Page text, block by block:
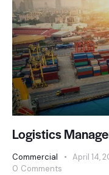
Logistics
Commercial April 14,
0 Comments